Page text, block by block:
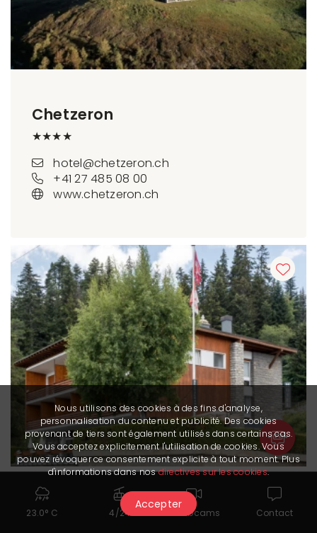
Chetzeron
★★★★
hotel@chetzeron.ch
+41 27 485 08 00
www.chetzeron.ch
Chez Elsy - Crans-Sapins
23.0° C 4/24 Webcams Contact
Nous utilisons des cookies à des fins d'analyse,
personnalisation du contenu et publicité. Des cookies
provenant de tiers sont également utilisés dans certains cas.
Vous acceptez explicitement l'utilisation de cookies. Vous
pouvez révoquer ce consentement explicite à tout moment. Plus
d'informations dans nosdirectives sur les cookies.
Accepter